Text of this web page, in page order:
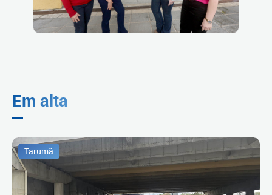
Em alta
Tarumã